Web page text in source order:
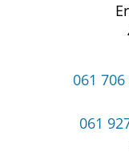
061
061